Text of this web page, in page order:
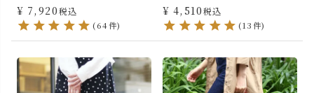
¥ 7,920税込
(64件)
¥ 4,510税込
(13件)